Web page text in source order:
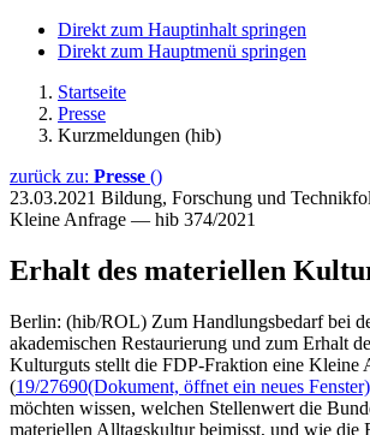
Direkt zum Hauptinhalt springen
Direkt zum Hauptmenü springen
Startseite
Presse
Kurzmeldungen (hib)
zurück zu: Presse ()
23.03.2021 Bildung, Forschung und
Kleine Anfrage — hib 374/2021
Erhalt des materiellen
Berlin: (hib/ROL) Zum Handlungsbedarf bei
akademischen Restaurierung und zum Erhalt
Kulturguts stellt die FDP-Fraktion eine Kleine
(19/27690(Dokument, öffnet ein neues Fenster)
möchten wissen, welchen Stellenwert die
materiellen Alltagskultur beimisst, und wie die